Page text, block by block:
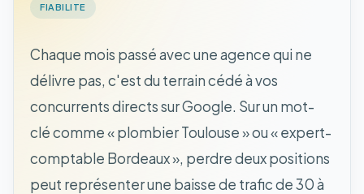
FIABILITE
Chaque mois passé avec une agence qui ne
délivre pas, c'est du terrain cédé à vos
concurrents directs sur Google. Sur un mot-
clé comme « plombier Toulouse » ou « expert-
comptable Bordeaux », perdre deux positions
peut représenter une baisse de trafic de 30 à